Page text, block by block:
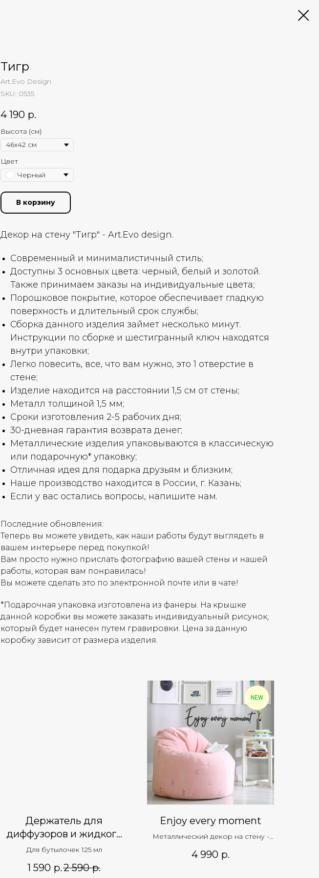
Тигр
Art.Evo Design
SKU: 0535
4 190 р.
Высота (см)
Цвет
Черный
В корзину
Декор на стену "Тигр" - Art.Evo design.
Современный и минималистичный стиль;
Доступны 3 основных цвета: черный, белый и золотой.
Также принимаем заказы на индивидуальные цвета;
Порошковое покрытие, которое обеспечивает гладкую
поверхность и длительный срок службы;
Сборка данного изделия займет несколько минут.
Инструкции по сборке и шестигранный ключ находятся
внутри упаковки;
Легко повесить, все, что вам нужно, это 1 отверстие в
стене;
Изделие находится на расстоянии 1,5 см от стены;
Металл толщиной 1,5 мм;
Сроки изготовления 2-5 рабочих дня;
30-дневная гарантия возврата денег;
Металлические изделия упаковываются в классическую
или подарочную* упаковку;
Отличная идея для подарка друзьям и близким;
Наше производство находится в России, г. Казань;
Если у вас остались вопросы, напишите нам.
Последние обновления:
Теперь вы можете увидеть, как наши работы будут выглядеть в
вашем интерьере перед покупкой!
Вам просто нужно прислать фотографию вашей стены и нашей
работы, которая вам понравилась!
Вы можете сделать это по электронной почте или в чате!
*Подарочная упаковка изготовлена из фанеры. На крышке
данной коробки вы можете заказать индивидуальный рисунок,
который будет нанесен путем гравировки. Цена за данную
коробку зависит от размера изделия.
Держатель для
диффузоров и жидкого
мыла
Для бутылочек 125 мл
1 590 р.2 590 р.
NEW
Enjoy every moment
Металлический декор на стену -
4 990 р.